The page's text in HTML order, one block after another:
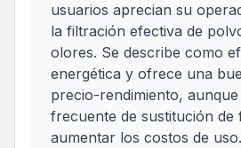
usuarios aprecian su
la filtración efectiva de
olores. Se describe como
energética y ofrece una
precio-rendimiento, aunque
frecuente de sustitución de
aumentar los costos de uso.